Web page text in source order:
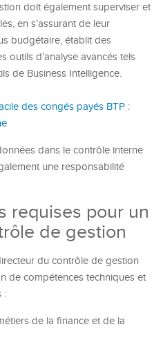
doit également superviser et
en s’assurant de leur
budgétaire, établit des
outils d’analyse avancés tels
de Business Intelligence.
des congés payés BTP :
dans le contrôle interne
une responsabilité
requises pour un
de gestion
du contrôle de gestion
de compétences techniques et
:
de la finance et de la